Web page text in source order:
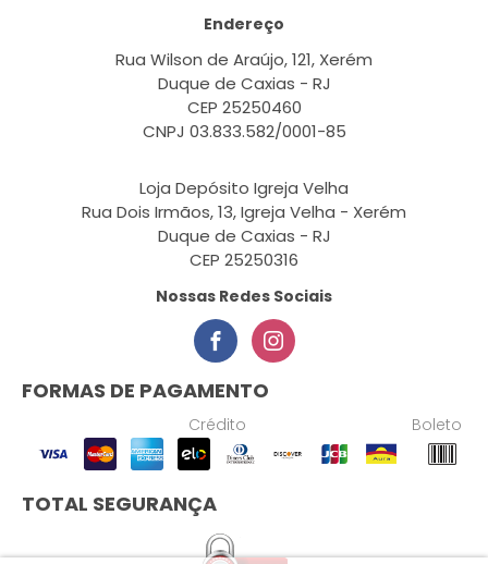
Endereço
Rua Wilson de Araújo, 121, Xerém
Duque de Caxias - RJ
CEP 25250460
CNPJ 03.833.582/0001-85
Loja Depósito Igreja Velha
Rua Dois Irmãos, 13, Igreja Velha - Xerém
Duque de Caxias - RJ
CEP 25250316
Nossas Redes Sociais
FORMAS DE PAGAMENTO
Crédito Boleto
TOTAL SEGURANÇA